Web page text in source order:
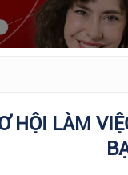
HỘI LÀM